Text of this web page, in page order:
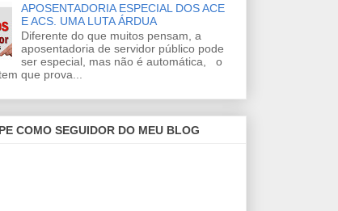
APOSENTADORIA ESPECIAL DOS ACE
E ACS. UMA LUTA ÁRDUA
Diferente do que muitos pensam, a
aposentadoria de servidor público pode
ser especial, mas não é automática, o
que prova...
COMO SEGUIDOR DO MEU BLOG